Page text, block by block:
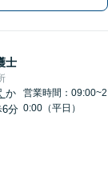
して全工程を対応
士
か
6分
営業時間：09:00~2
0:00（平日）